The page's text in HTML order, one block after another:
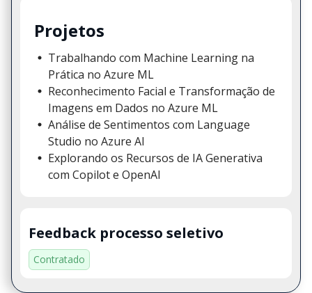
Projetos
Trabalhando com Machine Learning na
Prática no Azure ML
Reconhecimento Facial e Transformação de
Imagens em Dados no Azure ML
Análise de Sentimentos com Language
Studio no Azure AI
Explorando os Recursos de IA Generativa
com Copilot e OpenAI
Feedback processo seletivo
Contratado